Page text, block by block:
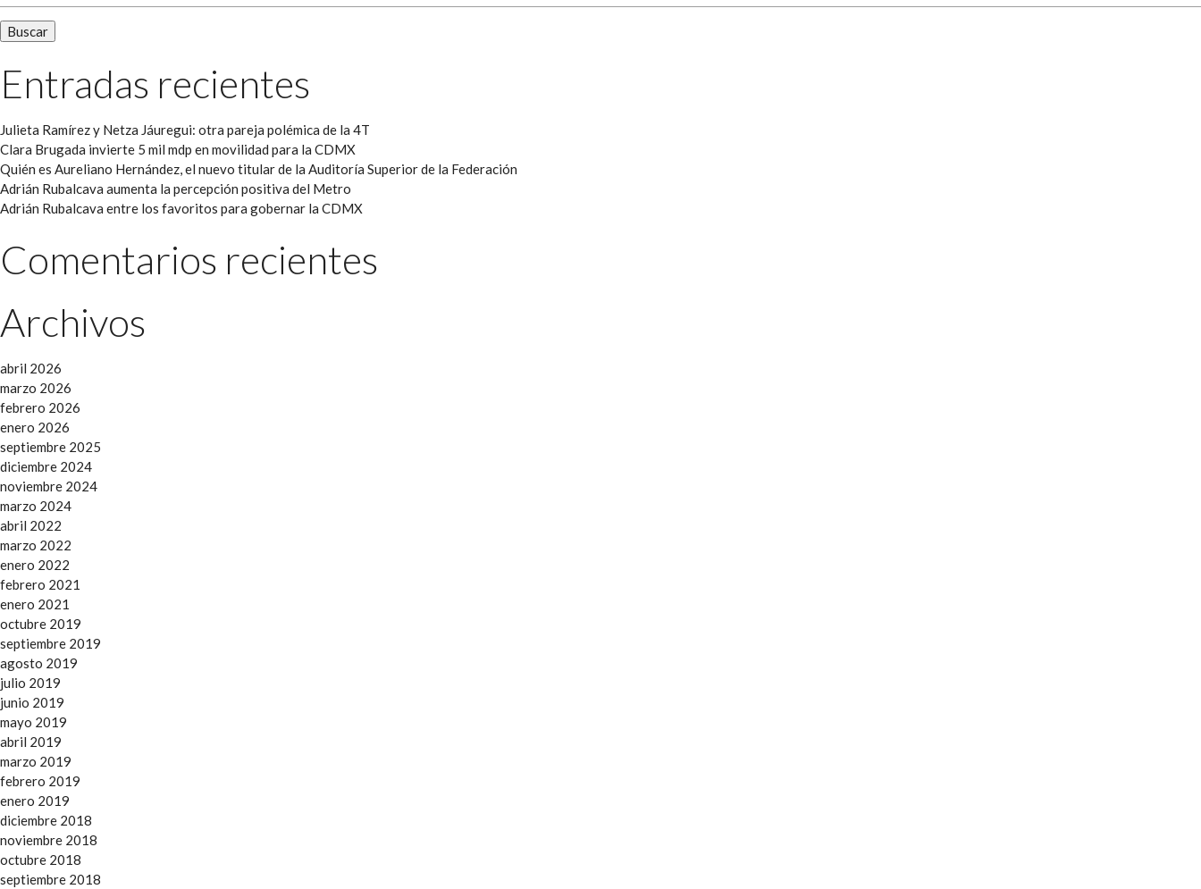
Entradas recientes
Julieta Ramírez y Netza Jáuregui: otra pareja polémica de la 4T
Clara Brugada invierte 5 mil mdp en movilidad para la CDMX
Quién es Aureliano Hernández, el nuevo titular de la Auditoría Superior de la Federación
Adrián Rubalcava aumenta la percepción positiva del Metro
Adrián Rubalcava entre los favoritos para gobernar la CDMX
Comentarios recientes
Archivos
abril 2026
marzo 2026
febrero 2026
enero 2026
septiembre 2025
diciembre 2024
noviembre 2024
marzo 2024
abril 2022
marzo 2022
enero 2022
febrero 2021
enero 2021
octubre 2019
septiembre 2019
agosto 2019
julio 2019
junio 2019
mayo 2019
abril 2019
marzo 2019
febrero 2019
enero 2019
diciembre 2018
noviembre 2018
octubre 2018
septiembre 2018